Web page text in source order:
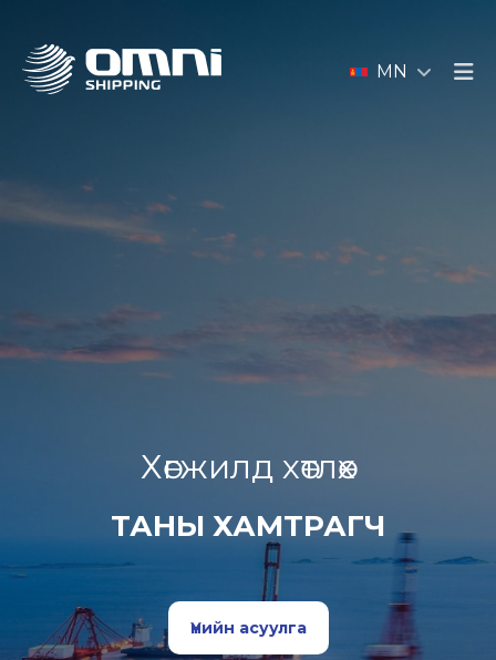
MN
Хөгжилд хөтлөх
ТАНЫ ХАМТРАГЧ
Үнийн асуулга